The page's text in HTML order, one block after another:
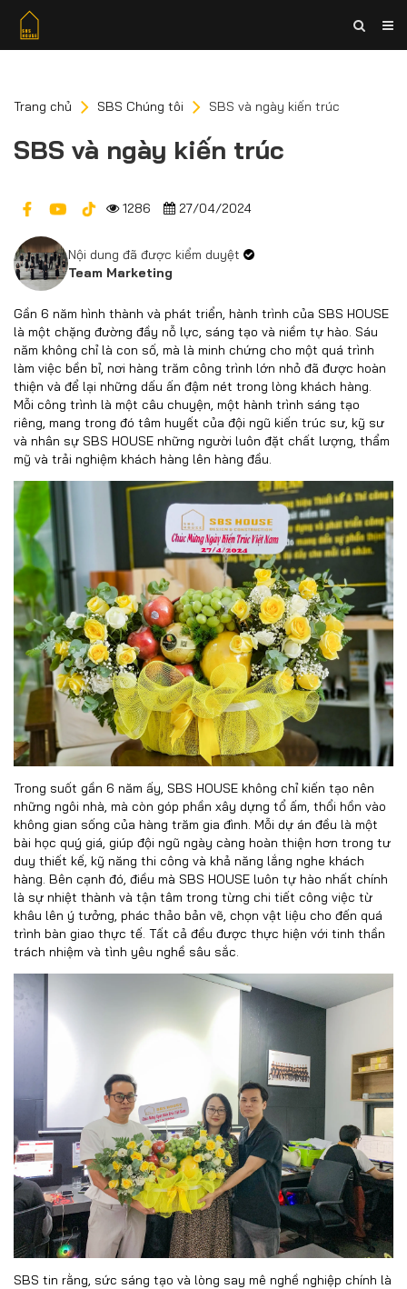
Trang chủ SBS Chúng tôi SBS và ngày kiến trúc
SBS và ngày kiến trúc
1286 27/04/2024
Nội dung đã được kiểm duyệt
Team Marketing
Gần 6 năm hình thành và phát triển, hành trình của SBS HOUSE
là một chặng đường đầy nỗ lực, sáng tạo và niềm tự hào. Sáu
năm không chỉ là con số, mà là minh chứng cho một quá trình
làm việc bền bỉ, nơi hàng trăm công trình lớn nhỏ đã được hoàn
thiện và để lại những dấu ấn đậm nét trong lòng khách hàng.
Mỗi công trình là một câu chuyện, một hành trình sáng tạo
riêng, mang trong đó tâm huyết của đội ngũ kiến trúc sư, kỹ sư
và nhân sự SBS HOUSE những người luôn đặt chất lượng, thẩm
mỹ và trải nghiệm khách hàng lên hàng đầu.
Trong suốt gần 6 năm ấy, SBS HOUSE không chỉ kiến tạo nên
những ngôi nhà, mà còn góp phần xây dựng tổ ấm, thổi hồn vào
không gian sống của hàng trăm gia đình. Mỗi dự án đều là một
bài học quý giá, giúp đội ngũ ngày càng hoàn thiện hơn trong tư
duy thiết kế, kỹ năng thi công và khả năng lắng nghe khách
hàng. Bên cạnh đó, điều mà SBS HOUSE luôn tự hào nhất chính
là sự nhiệt thành và tận tâm trong từng chi tiết công việc từ
khâu lên ý tưởng, phác thảo bản vẽ, chọn vật liệu cho đến quá
trình bàn giao thực tế. Tất cả đều được thực hiện với tinh thần
trách nhiệm và tình yêu nghề sâu sắc.
SBS tin rằng, sức sáng tạo và lòng say mê nghề nghiệp chính là